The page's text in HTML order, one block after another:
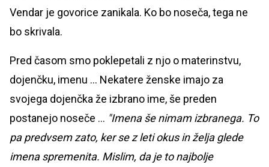
Vendar je govorice zanikala. Ko bo noseča, tega ne
bo skrivala.
Pred časom smo poklepetali z njo o materinstvu,
dojenčku, imenu ... Nekatere ženske imajo za
svojega dojenčka že izbrano ime, še preden
postanejo noseče ... "Imena še nimam izbranega. To
pa predvsem zato, ker se z leti okus in želja glede
imena spremenita. Mislim, da je to najbolje